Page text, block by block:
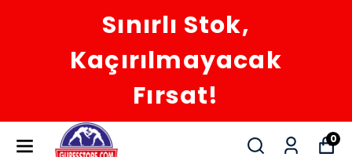
Sınırlı Stok,
Kaçırılmayacak
Fırsat!
0